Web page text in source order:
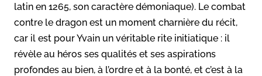
latin en 1265, son caractère démoniaque). Le combat
contre le dragon est un moment charnière du récit,
car il est pour Yvain un véritable rite initiatique : il
révèle au héros ses qualités et ses aspirations
profondes au bien, à l’ordre et à la bonté, et c’est à la